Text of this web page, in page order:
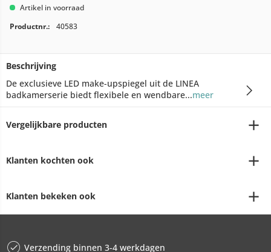
Artikel in voorraad
Productnr.:
40583
Beschrijving
De exclusieve LED make-upspiegel uit de LINEA
badkamerserie biedt flexibele en wendbare...meer
Vergelijkbare producten
Klanten kochten ook
Klanten bekeken ook
Verzending binnen 3-4 werkdagen